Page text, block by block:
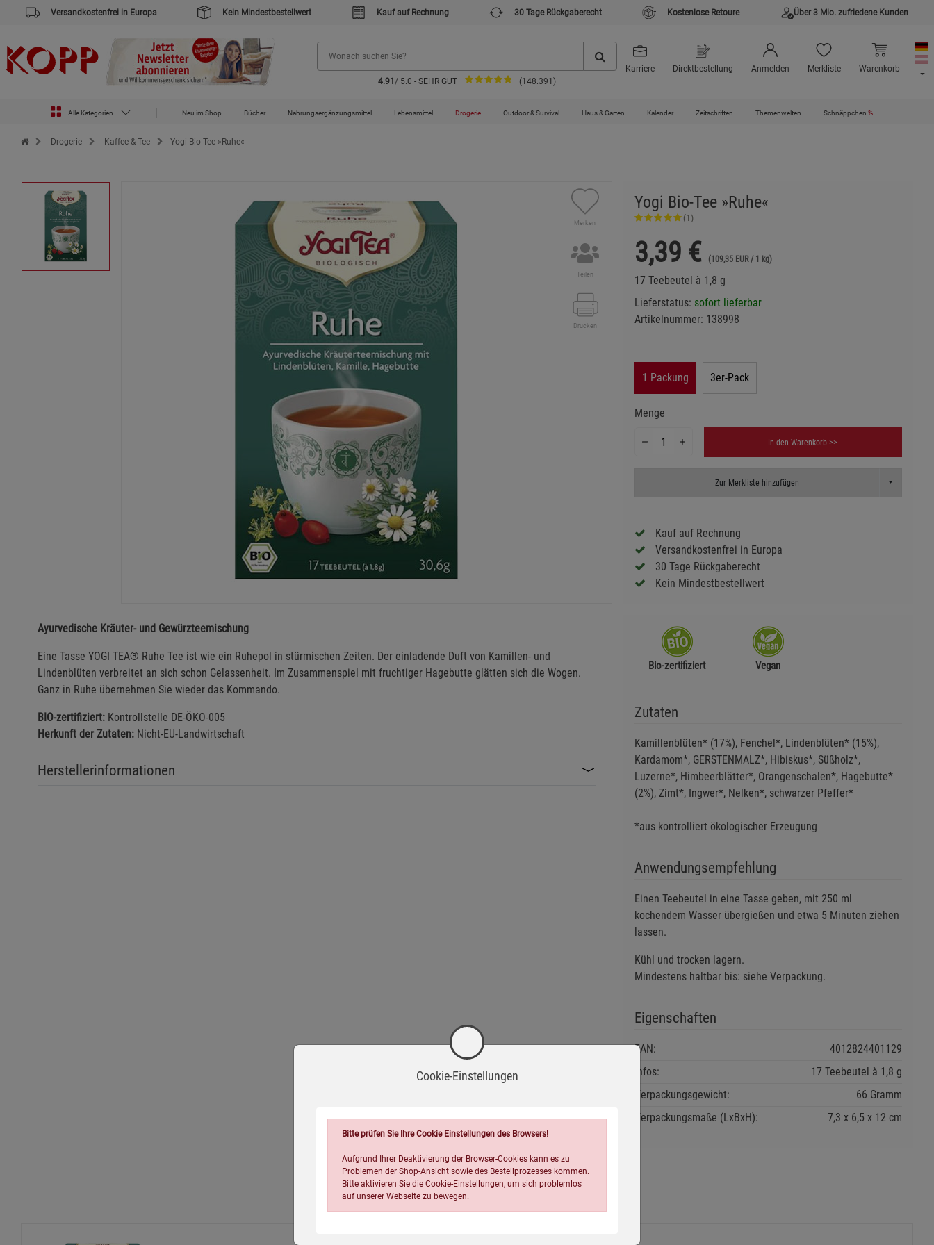
Versandkostenfrei in Europa Kein Mindestbestellwert Kauf auf Rechnung 30 Tage Rückgaberecht Kostenlose Retoure Über 3 Mio. zufriedene Kunden
4.91 / 5.0 - SEHR GUT (148.391)
Karriere Direktbestellung Anmelden Merkliste Warenkorb
Alle Kategorien Neu im Shop Bücher Nahrungsergänzungsmittel Lebensmittel Drogerie Outdoor & Survival Haus & Garten Kalender Zeitschriften Themenwelten Schnäppchen %
Zur Startseite des Kopp Verlag Online-Shop
Drogerie Kaffee & Tee Yogi Bio-Tee »Ruhe«
Merken
Teilen
Drucken
Yogi Bio-Tee »Ruhe«
(1)
3,39 € (109,35 EUR / 1 kg)
17 Teebeutel à 1,8 g
Lieferstatus: sofort lieferbar
Artikelnummer: 138998
1 Packung 3er-Pack
Menge
In den Warenkorb >>
Zur Merkliste hinzufügen Toggle
Kauf auf Rechnung
Versandkostenfrei in Europa
30 Tage Rückgaberecht
Kein Mindestbestellwert
Ayurvedische Kräuter- und Gewürzteemischung
Eine Tasse YOGI TEA® Ruhe Tee ist wie ein Ruhepol in stürmischen Zeiten. Der einladende Duft von Kamillen- und
Lindenblüten verbreitet an sich schon Gelassenheit. Im Zusammenspiel mit fruchtiger Hagebutte glätten sich die Wogen.
Ganz in Ruhe übernehmen Sie wieder das Kommando.
BIO-zertifiziert: Kontrollstelle DE-ÖKO-005
Herkunft der Zutaten: Nicht-EU-Landwirtschaft
Herstellerinformationen
Bio-zertifiziert Vegan
Zutaten
Kamillenblüten* (17%), Fenchel*, Lindenblüten* (15%),
Kardamom*, GERSTENMALZ*, Hibiskus*, Süßholz*,
Luzerne*, Himbeerblätter*, Orangenschalen*, Hagebutte*
(2%), Zimt*, Ingwer*, Nelken*, schwarzer Pfeffer*
*aus kontrolliert ökologischer Erzeugung
Anwendungsempfehlung
Einen Teebeutel in eine Tasse geben, mit 250 ml
kochendem Wasser übergießen und etwa 5 Minuten ziehen
lassen.
Kühl und trocken lagern.
Mindestens haltbar bis: siehe Verpackung.
Eigenschaften
EAN:
4012824401129
Infos:
17 Teebeutel à 1,8 g
Verpackungsgewicht:
66 Gramm
Verpackungsmaße (LxBxH):
7,3 6,5 12cm
Wird oft zusammen bestellt:
Cookie-Einstellungen
Bitte prüfen Sie Ihre Cookie Einstellungen des Browsers!
Aufgrund Ihrer Deaktivierung der Browser-Cookies kann es zu
Problemen der Shop-Ansicht sowie des Bestellprozesses kommen.
Bitte aktivieren Sie die Cookie-Einstellungen, um sich problemlos
auf unserer Webseite zu bewegen.